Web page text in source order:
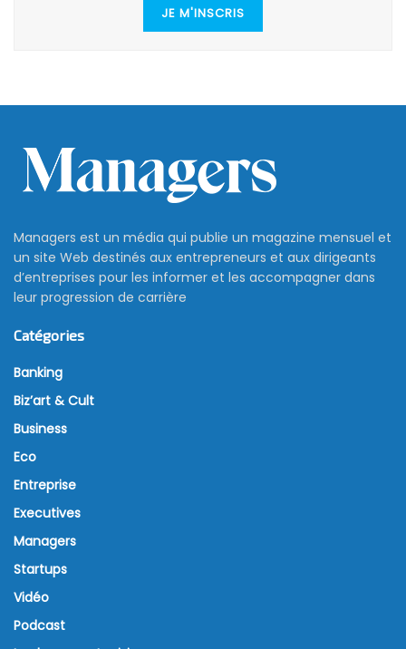
JE M'INSCRIS
Managers est un média qui publie un magazine mensuel et
un site Web destinés aux entrepreneurs et aux dirigeants
d’entreprises pour les informer et les accompagner dans
leur progression de carrière
Catégories
Banking
Biz’art & Cult
Business
Eco
Entreprise
Executives
Managers
Startups
Vidéo
Podcast